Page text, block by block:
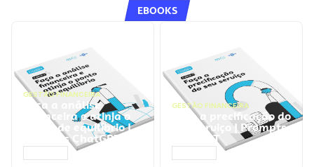
EBOOKS
GESTÃO FINANCEIRA
Faça a análise
financeira e atinja o
ponto de equilíbrio |
Prompts ChatGPT
GESTÃO FINANCEIRA
Faça a precificação do
seu serviço | Prompts
ChatGPT